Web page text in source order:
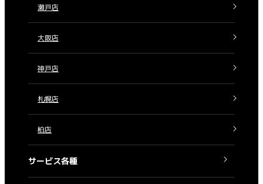
瀬戸店
大阪店
神戸店
札幌店
柏店
サービス各種